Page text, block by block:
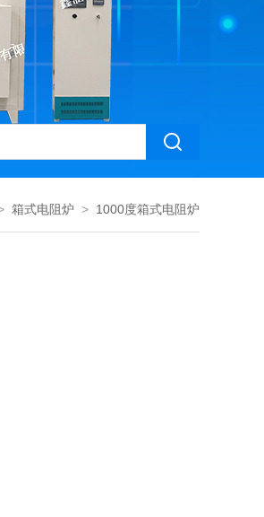
箱式电阻炉 > 1000度箱式电阻炉